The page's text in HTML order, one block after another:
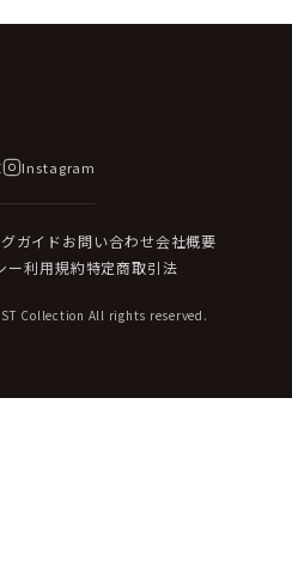
Instagram
ガイドお問い合わせ会社概要
ー利用規約特定商取引法
Collection All rights reserved.